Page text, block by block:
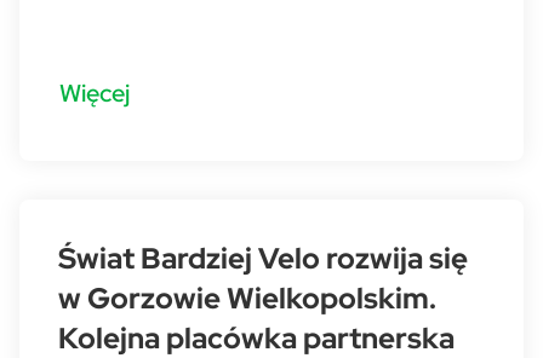
Więcej
Świat Bardziej Velo rozwija się
w Gorzowie Wielkopolskim.
Kolejna placówka partnerska